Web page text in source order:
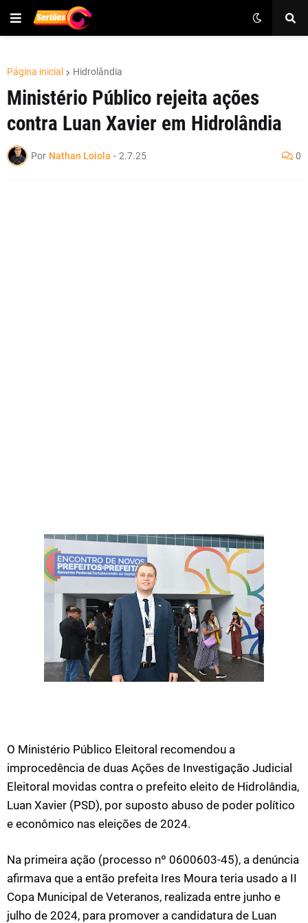
Página inicial Hidrolândia
Ministério Público rejeita ações
contra Luan Xavier em Hidrolândia
Por Nathan Loiola - 2.7.25 0
O Ministério Público Eleitoral recomendou a
improcedência de duas Ações de Investigação Judicial
Eleitoral movidas contra o prefeito eleito de Hidrolândia,
Luan Xavier (PSD), por suposto abuso de poder político
e econômico nas eleições de 2024.
Na primeira ação (processo nº 0600603-45), a denúncia
afirmava que a então prefeita Ires Moura teria usado a II
Copa Municipal de Veteranos, realizada entre junho e
julho de 2024, para promover a candidatura de Luan